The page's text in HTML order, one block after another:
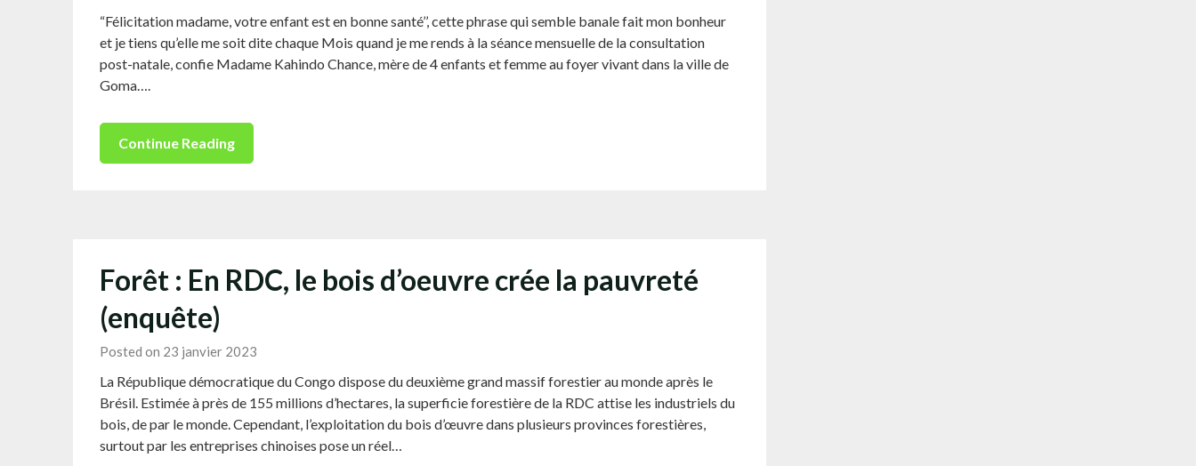
“Félicitation madame, votre enfant est en bonne santé’’, cette phrase qui semble banale fait mon bonheur
et je tiens qu’elle me soit dite chaque Mois quand je me rends à la séance mensuelle de la consultation
post-natale, confie Madame Kahindo Chance, mère de 4 enfants et femme au foyer vivant dans la ville de
Goma….
Continue Reading
Forêt : En RDC, le bois d’oeuvre crée la pauvreté
(enquête)
Posted on 23 janvier 2023
La République démocratique du Congo dispose du deuxième grand massif forestier au monde après le
Brésil. Estimée à près de 155 millions d’hectares, la superficie forestière de la RDC attise les industriels du
bois, de par le monde. Cependant, l’exploitation du bois d’œuvre dans plusieurs provinces forestières,
surtout par les entreprises chinoises pose un réel…